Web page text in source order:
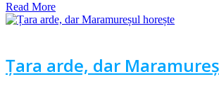
Read More
Țara arde, dar